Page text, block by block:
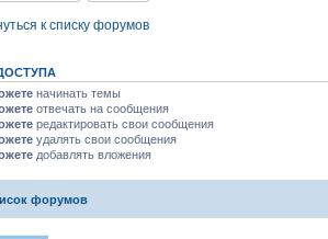
к списку форумов
начинать темы
отвечать на сообщения
редактировать свои сообщения
удалять свои сообщения
добавлять вложения
форумов